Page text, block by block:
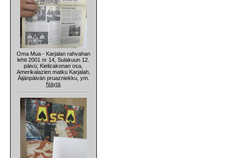
Oma Mua - Karjalan rahvahan
lehti 2001 nr 14, Sulakuun 12.
päivü; Kielizakonan osa,
Amerikalazien matku Karjalah,
Äijänpäivän pruazniekku, ym.
Näytä